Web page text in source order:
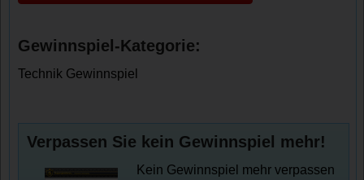
Gewinnspiel-Kategorie:
Technik Gewinnspiel
Verpassen Sie kein Gewinnspiel mehr!
Kein Gewinnspiel mehr verpassen